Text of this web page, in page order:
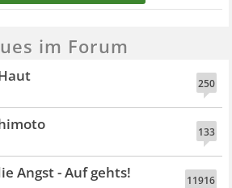
im Forum
250
133
11916
Angst - Auf gehts!